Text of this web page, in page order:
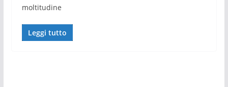
moltitudine
Leggi tutto